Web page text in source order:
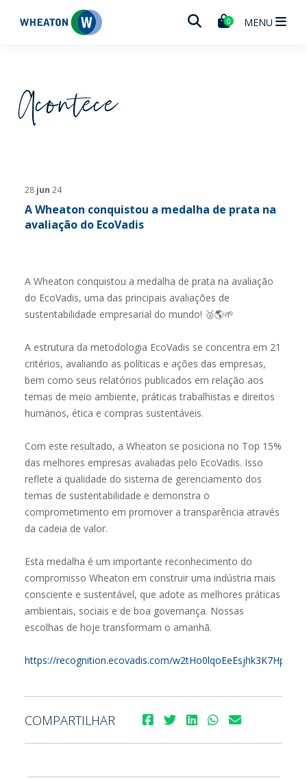
Wheaton 0 MENU
Acontece
28 jun 24
A Wheaton conquistou a medalha de prata na
avaliação do EcoVadis
A Wheaton conquistou a medalha de prata na avaliação
do EcoVadis, uma das principais avaliações de
sustentabilidade empresarial do mundo! 🥈🌎🌱
A estrutura da metodologia EcoVadis se concentra em 21
critérios, avaliando as políticas e ações das empresas,
bem como seus relatórios publicados em relação aos
temas de meio ambiente, práticas trabalhistas e direitos
humanos, ética e compras sustentáveis.
Com este resultado, a Wheaton se posiciona no Top 15%
das melhores empresas avaliadas pelo EcoVadis. Isso
reflete a qualidade do sistema de gerenciamento dos
temas de sustentabilidade e demonstra o
comprometimento em promover a transparência através
da cadeia de valor.
Esta medalha é um importante reconhecimento do
compromisso Wheaton em construir uma indústria mais
consciente e sustentável, que adote as melhores práticas
ambientais, sociais e de boa governança. Nossas
escolhas de hoje transformam o amanhã.
https://recognition.ecovadis.com/w2tHo0lqoEeEsjhk3K7Hpw
COMPARTILHAR